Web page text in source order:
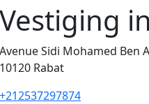
Vestiging
Avenue Sidi Mohamed Ben
10120 Rabat
+212537297874